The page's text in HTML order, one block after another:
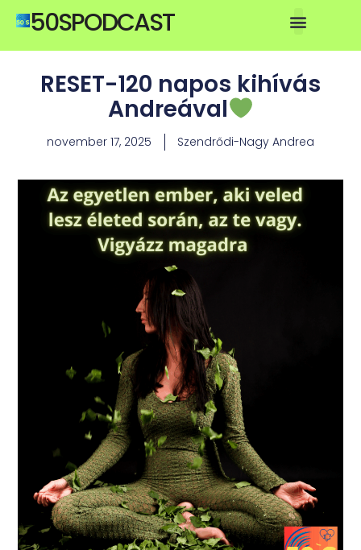
50SPODCAST
RESET-120 napos kihívás
Andreával
november 17, 2025 Szendrődi-Nagy Andrea